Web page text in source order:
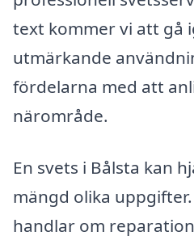
text kommer vi att gå
utmärkande
fördelarna med att
närområde.
En svets i Bålsta kan
mängd olika
handlar om